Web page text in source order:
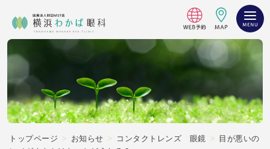
トップページ > お知らせ > コンタクトレンズ 眼鏡 > 目が悪いの